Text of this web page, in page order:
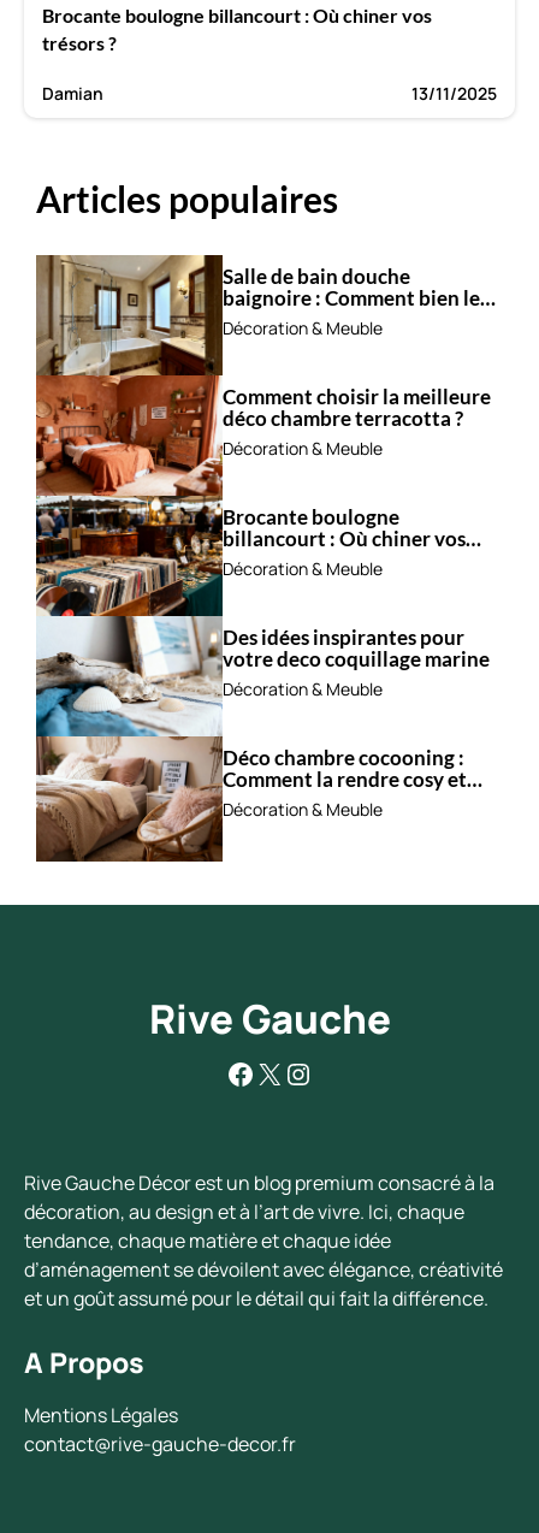
Brocante boulogne billancourt : Où chiner vos
trésors ?
Damian 13/11/2025
Articles populaires
Salle de bain douche
baignoire : Comment bien les
combiner ?
Décoration & Meuble
Comment choisir la meilleure
déco chambre terracotta ?
Décoration & Meuble
Brocante boulogne
billancourt : Où chiner vos
trésors ?
Décoration & Meuble
Des idées inspirantes pour
votre deco coquillage marine
Décoration & Meuble
Déco chambre cocooning :
Comment la rendre cosy et
apaisante ?
Décoration & Meuble
Rive Gauche
Facebook
X Instagram
Rive Gauche Décor est un blog premium consacré à la
décoration, au design et à l’art de vivre. Ici, chaque
tendance, chaque matière et chaque idée
d’aménagement se dévoilent avec élégance, créativité
et un goût assumé pour le détail qui fait la différence.
A Propos
Mentions Légales
contact@rive-gauche-decor.fr